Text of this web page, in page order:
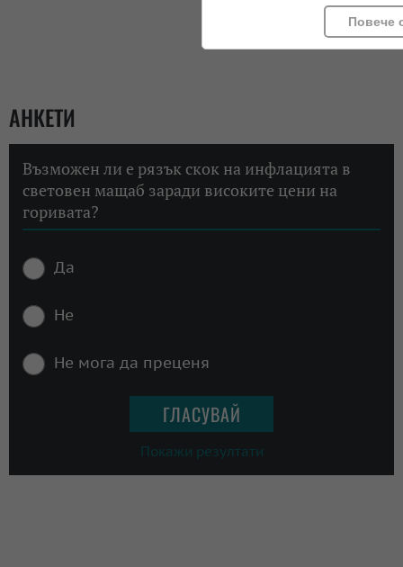
АНКЕТИ
Възможен ли е рязък скок на инфлацията в
световен мащаб заради високите цени на
горивата?
Да
Не
Не мога да преценя
Покажи резултати
Повече